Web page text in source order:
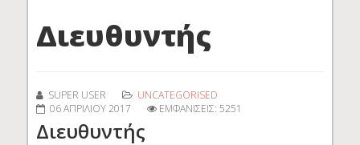
Διευθυντής
SUPER USER
UNCATEGORISED
06 ΑΠΡΙΛΊΟΥ 2017
ΕΜΦΑΝΊΣΕΙΣ: 5251
Διευθυντής